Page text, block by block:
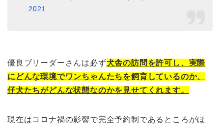
2021
優良ブリーダーさんは必ず犬舎の訪問を許可し、実際
にどんな環境でワンちゃんたちを飼育しているのか、
仔犬たちがどんな状態なのかを見せてくれます。
現在はコロナ禍の影響で完全予約制であるところがほ